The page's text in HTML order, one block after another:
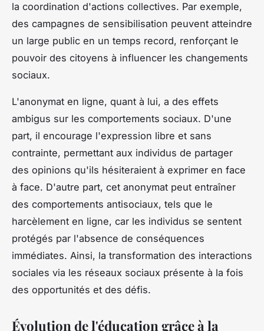
la coordination d'actions collectives. Par exemple,
des campagnes de sensibilisation peuvent atteindre
un large public en un temps record, renforçant le
pouvoir des citoyens à influencer les changements
sociaux.
L'anonymat en ligne, quant à lui, a des effets
ambigus sur les comportements sociaux. D'une
part, il encourage l'expression libre et sans
contrainte, permettant aux individus de partager
des opinions qu'ils hésiteraient à exprimer en face
à face. D'autre part, cet anonymat peut entraîner
des comportements antisociaux, tels que le
harcèlement en ligne, car les individus se sentent
protégés par l'absence de conséquences
immédiates. Ainsi, la transformation des interactions
sociales via les réseaux sociaux présente à la fois
des opportunités et des défis.
Évolution de l'éducation grâce à la